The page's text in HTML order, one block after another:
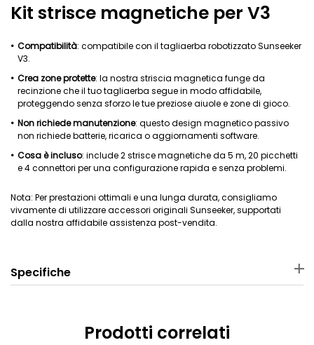
Kit strisce magnetiche per V3
Compatibilità: compatibile con il tagliaerba robotizzato Sunseeker
V3.
Crea zone protette: la nostra striscia magnetica funge da
recinzione che il tuo tagliaerba segue in modo affidabile,
proteggendo senza sforzo le tue preziose aiuole e zone di gioco.
Non richiede manutenzione: questo design magnetico passivo
non richiede batterie, ricarica o aggiornamenti software.
Cosa è incluso: include 2 strisce magnetiche da 5 m, 20 picchetti
e 4 connettori per una configurazione rapida e senza problemi.
Nota: Per prestazioni ottimali e una lunga durata, consigliamo
vivamente di utilizzare accessori originali Sunseeker, supportati
dalla nostra affidabile assistenza post-vendita.
Specifiche
Magnete + plastica 26 × 26 × 4.5 cm
Prodotti correlati